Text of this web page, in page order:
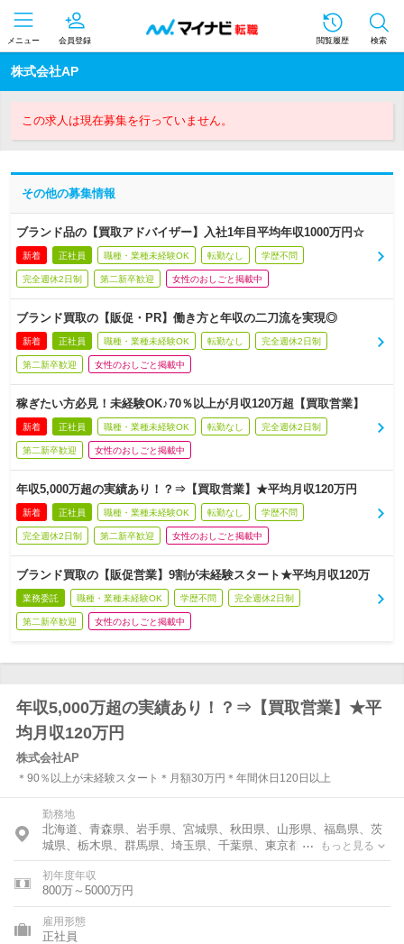
メニュー 会員登録 閲覧履歴 検索
株式会社AP
この求人は現在募集を行っていません。
その他の募集情報
ブランド品の【買取アドバイザー】入社1年目平均年収1000万円☆
新着 正社員 職種・業種未経験OK 転勤なし 学歴不問
完全週休2日制 第二新卒歓迎 女性のおしごと掲載中
ブランド買取の【販促・PR】働き方と年収の二刀流を実現◎
新着 正社員 職種・業種未経験OK 転勤なし 完全週休2日制
第二新卒歓迎 女性のおしごと掲載中
稼ぎたい方必見！未経験OK♪70％以上が月収120万超【買取営業】
新着 正社員 職種・業種未経験OK 転勤なし 完全週休2日制
第二新卒歓迎 女性のおしごと掲載中
年収5,000万超の実績あり！？⇒【買取営業】★平均月収120万円
新着 正社員 職種・業種未経験OK 転勤なし 学歴不問
完全週休2日制 第二新卒歓迎 女性のおしごと掲載中
ブランド買取の【販促営業】9割が未経験スタート★平均月収120万
業務委託 職種・業種未経験OK 学歴不問 完全週休2日制
第二新卒歓迎 女性のおしごと掲載中
年収5,000万超の実績あり！？⇒【買取営業】★平
均月収120万円
株式会社AP
＊90％以上が未経験スタート＊月額30万円＊年間休日120日以上
勤務地
北海道、青森県、岩手県、宮城県、秋田県、山形県、福島県、茨
城県、栃木県、群馬県、埼玉県、千葉県、東京都、神奈川県、富
山県、石川県、福井県、新潟県、山梨県、長野県、岐阜県、静岡
県、愛知県、三重県、滋賀県、京都府、大阪府、兵庫県、奈良
県、和歌山県、鳥取県、島根県、岡山県、広島県、山口県、徳島
県、香川県、愛媛県、高知県、福岡県、佐賀県、長崎県、熊本
県、大分県、宮崎県、鹿児島県、沖縄県
もっと見る
初年度年収
800万～5000万円
雇用形態
正社員